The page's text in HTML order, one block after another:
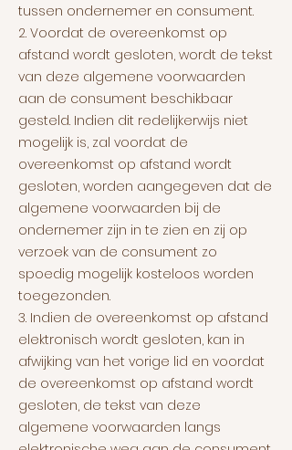
tussen ondernemer en consument.
2. Voordat de overeenkomst op
afstand wordt gesloten, wordt de tekst
van deze algemene voorwaarden
aan de consument beschikbaar
gesteld. Indien dit redelijkerwijs niet
mogelijk is, zal voordat de
overeenkomst op afstand wordt
gesloten, worden aangegeven dat de
algemene voorwaarden bij de
ondernemer zijn in te zien en zij op
verzoek van de consument zo
spoedig mogelijk kosteloos worden
toegezonden.
3. Indien de overeenkomst op afstand
elektronisch wordt gesloten, kan in
afwijking van het vorige lid en voordat
de overeenkomst op afstand wordt
gesloten, de tekst van deze
algemene voorwaarden langs